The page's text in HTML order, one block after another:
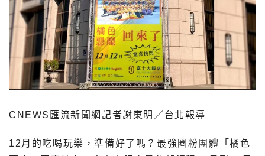
CNEWS匯流新聞網記者謝東明／台北報導
12月的吃喝玩樂，準備好了嗎？最強圈粉團體「橘色